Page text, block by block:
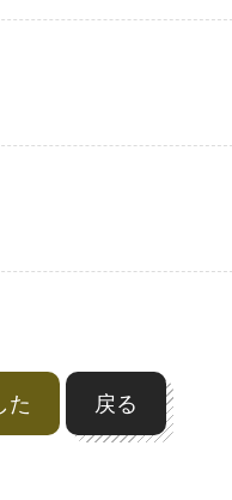
た 戻る